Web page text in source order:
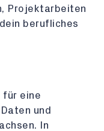
Projektarbeiten
berufliches
für eine
und
In